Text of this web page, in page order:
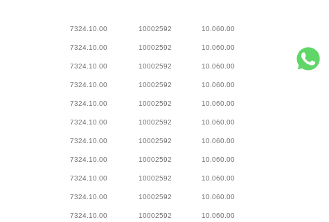
7324.10.00 10002592 10.060.00
7324.10.00 10002592 10.060.00
7324.10.00 10002592 10.060.00
7324.10.00 10002592 10.060.00
7324.10.00 10002592 10.060.00
7324.10.00 10002592 10.060.00
7324.10.00 10002592 10.060.00
7324.10.00 10002592 10.060.00
7324.10.00 10002592 10.060.00
7324.10.00 10002592 10.060.00
7324.10.00 10002592 10.060.00